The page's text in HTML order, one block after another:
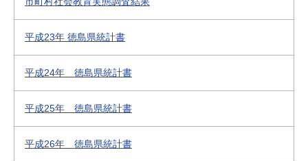
平成23年 徳島県統計書
平成24年 徳島県統計書
平成25年 徳島県統計書
平成26年 徳島県統計書